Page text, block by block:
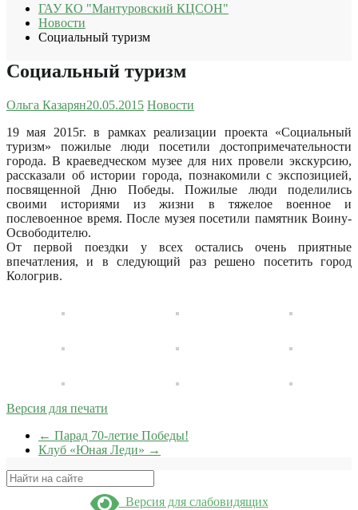
ГАУ КО "Мантуровский КЦСОН"
Новости
Социальный туризм
Социальный туризм
Ольга Казарян20.05.2015 Новости
19 мая 2015г. в рамках реализации проекта «Социальный
туризм» пожилые люди посетили достопримечательности
города. В краеведческом музее для них провели экскурсию,
рассказали об истории города, познакомили с экспозицией,
посвященной Дню Победы. Пожилые люди поделились
своими историями из жизни в тяжелое военное и
послевоенное время. После музея посетили памятник Воину-
Освободителю.
От первой поездки у всех остались очень приятные
впечатления, и в следующий раз решено посетить город
Кологрив.
Версия для печати
← Парад 70-летие Победы!
Клуб «Юная Леди» →
Поиск
Версия для слабовидящих